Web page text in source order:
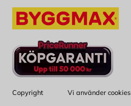
Copyright Vi använder cookies